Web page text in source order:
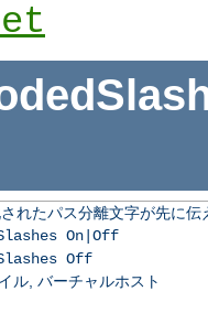
れたパス分離文字が先に
On|Off
Off
ル, バーチャルホスト